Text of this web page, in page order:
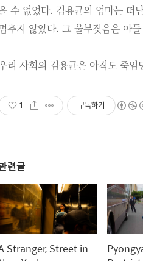
수 없었다. 김용균의 엄마는 떠
추지 않았다. 그 울부짖음은 아
리 사회의 김용균은 아직도 죽
1 구독하기
련글
Stranger, Street in